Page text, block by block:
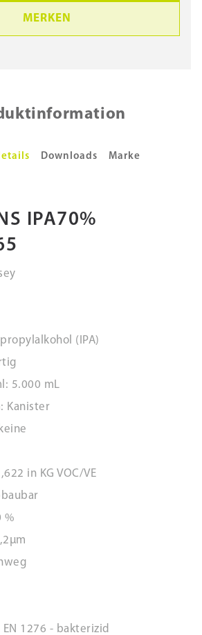
MERKEN
Downloads Marke
IPA70%
(IPA)
5.000 mL
Kanister
in KG VOC/VE
%
1276 - bakterizid